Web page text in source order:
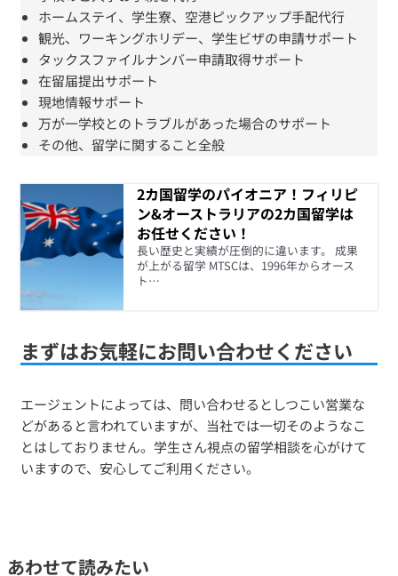
ホームステイ、学生寮、空港ピックアップ手配代行
観光、ワーキングホリデー、学生ビザの申請サポート
タックスファイルナンバー申請取得サポート
在留届提出サポート
現地情報サポート
万が一学校とのトラブルがあった場合のサポート
その他、留学に関すること全般
2カ国留学のパイオニア！フィリピ
ン&オーストラリアの2カ国留学は
お任せください！
長い歴史と実績が圧倒的に違います。 成果
が上がる留学 MTSCは、1996年からオース
ト…
まずはお気軽にお問い合わせください
エージェントによっては、問い合わせるとしつこい営業な
どがあると言われていますが、当社では一切そのようなこ
とはしておりません。学生さん視点の留学相談を心がけて
いますので、安心してご利用ください。
あわせて読みたい